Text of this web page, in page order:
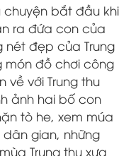
chuyện bắt đầu khi
ra đứa con của
nét đẹp của Trung
món đồ chơi công
về với Trung thu
ảnh hai bố con
tò he, xem múa
gian, những
Trung thu xưa